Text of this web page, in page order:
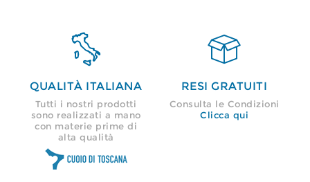

QUALITÀ ITALIANA
Tutti i nostri prodotti
sono realizzati a mano
con materie prime di
alta qualità

RESI GRATUITI
Consulta le Condizioni
Clicca qui